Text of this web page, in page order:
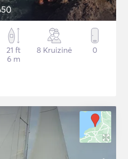
21 ft
6 m
8 Kruizinė 0